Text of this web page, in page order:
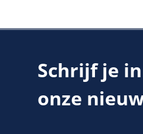
Schrijf je
onze